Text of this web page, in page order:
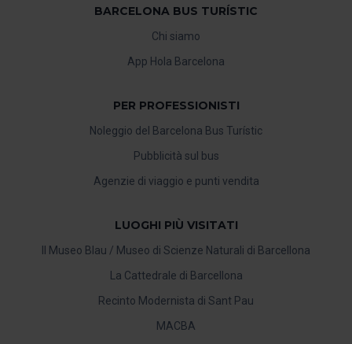
BARCELONA BUS TURÍSTIC
Chi siamo
App Hola Barcelona
PER PROFESSIONISTI
Noleggio del Barcelona Bus Turístic
Pubblicità sul bus
Agenzie di viaggio e punti vendita
LUOGHI PIÙ VISITATI
Il Museo Blau / Museo di Scienze Naturali di Barcellona
La Cattedrale di Barcellona
Recinto Modernista di Sant Pau
MACBA